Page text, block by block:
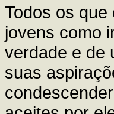
Todos os
jovens como
verdade e de
suas